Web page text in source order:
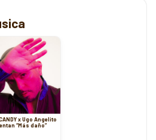
x Ugo Angelito
“Más daño”